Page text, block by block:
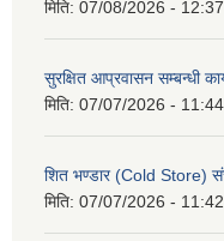
मिति: 07/08/2026 - 12:37
सुरक्षित आप्रवासन सम्बन्धी
मिति: 07/07/2026 - 11:44
शित भण्डार (Cold Store)
मिति: 07/07/2026 - 11:42